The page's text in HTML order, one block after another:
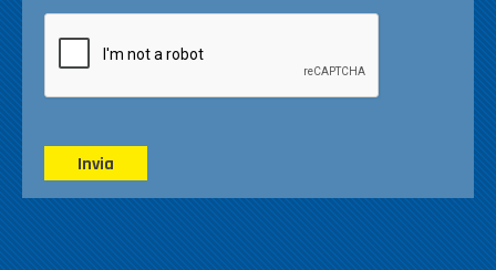
Invia